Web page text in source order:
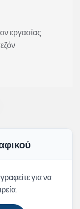
εργασίας
για να